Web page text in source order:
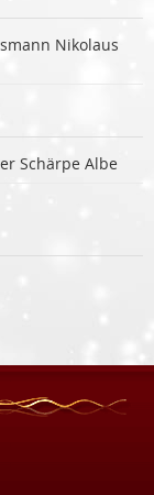
Nikolaus
Schärpe Albe